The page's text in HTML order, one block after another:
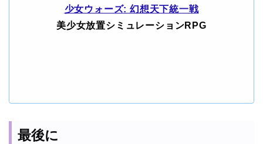
少女ウォーズ: 幻想天下統一戦
美少女放置シミュレーションRPG
最後に